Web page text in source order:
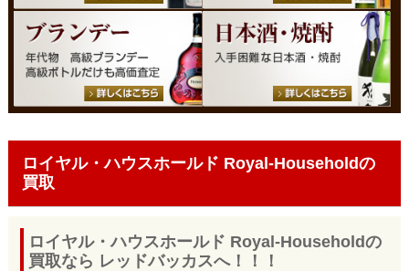
ロイヤル・ハウスホールド Royal-Householdの
買取
ロイヤル・ハウスホールド Royal-Householdの
買取なら レッドバッカスへ！！！